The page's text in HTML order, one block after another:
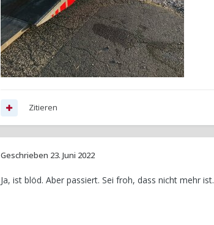
Zitieren
Geschrieben 23. Juni 2022
Ja, ist blöd. Aber passiert. Sei froh, dass nicht mehr ist.